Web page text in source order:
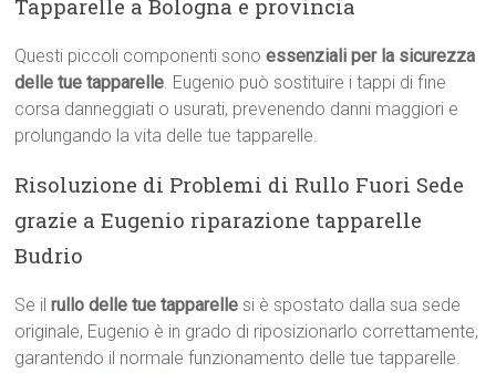
Tapparelle a Bologna e provincia
Questi piccoli componenti sonoessenziali per la sicurezza
delle tue tapparelle. Eugenio può sostituire i tappi di fine
corsa danneggiati o usurati, prevenendo danni maggiori e
prolungando la vita delle tue tapparelle.
Risoluzione di Problemi di Rullo Fuori Sede
grazie a Eugenio riparazione tapparelle
Budrio
Se ilrullo delle tue tapparelle si è spostato dalla sua sede
originale, Eugenio è in grado di riposizionarlo correttamente,
garantendo il normale funzionamento delle tue tapparelle.